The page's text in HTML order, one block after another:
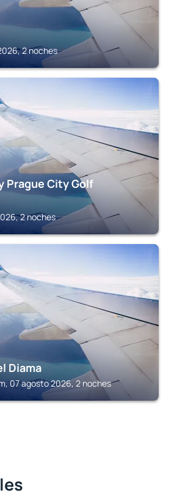
2 noches
Prague City Golf
2 noches
Diama
07 agosto 2026, 2 noches